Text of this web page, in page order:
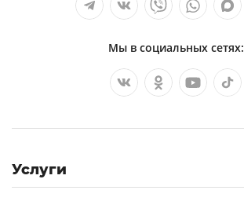
Мы в социальных сетях:
Услуги